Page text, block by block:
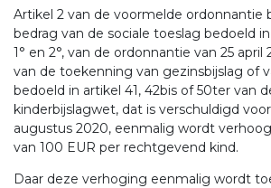
Artikel 2 van de voormelde ordonnantie
bedrag van de sociale toeslag bedoeld
1° en 2°, van de ordonnantie van 25
van de toekenning van gezinsbijslag of
bedoeld in artikel 41, 42bis of 50ter van
kinderbijslagwet, dat is verschuldigd
augustus 2020, eenmalig wordt
van 100 EUR per rechtgevend kind.
Daar deze verhoging eenmalig wordt